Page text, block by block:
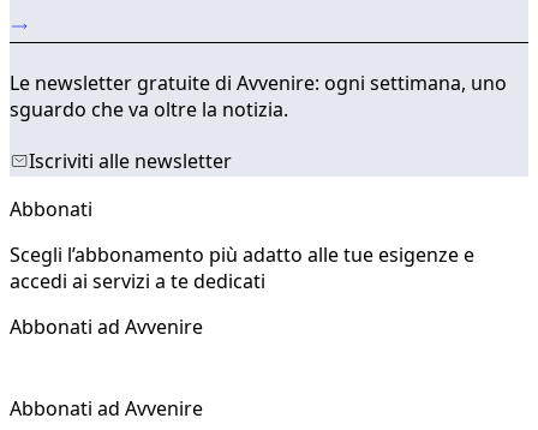
Le newsletter gratuite di Avvenire: ogni settimana, uno
sguardo che va oltre la notizia.
Iscriviti alle newsletter
Abbonati
Scegli l’abbonamento più adatto alle tue esigenze e
accedi ai servizi a te dedicati
Abbonati ad Avvenire
Abbonati ad Avvenire